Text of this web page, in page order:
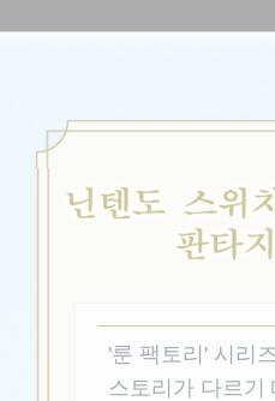
'룬 팩토리' 시리
스토리가 다르기